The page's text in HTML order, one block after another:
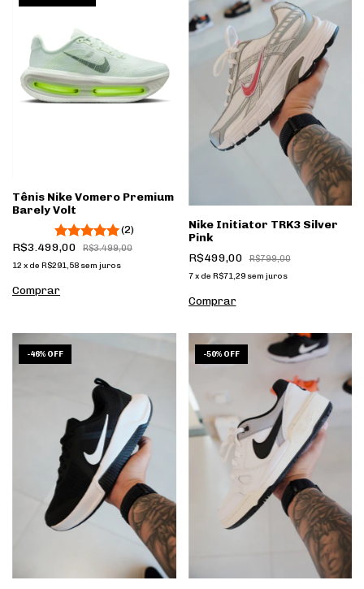
Tênis Nike Vomero Premium
Barely Volt
(2)
R$3.499,00 R$3.499,00
12 x de R$291,58 sem juros
Comprar
Nike Initiator TRK3 Silver
Pink
R$499,00
R$799,00
7 x de R$71,29 sem juros
Comprar
1/8
-46% OFF
1/7
-50% OFF